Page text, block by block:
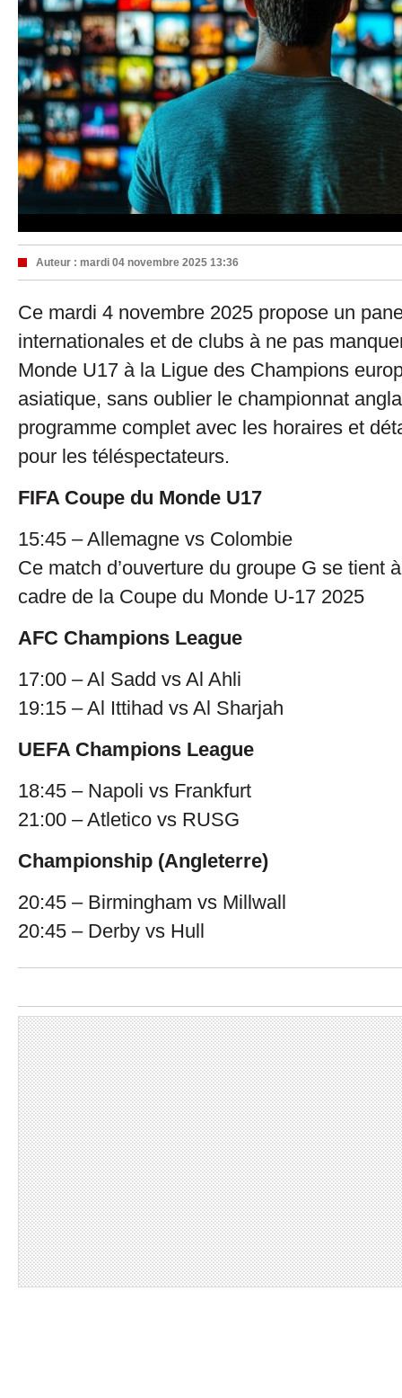
Auteur : mardi 04 novembre 2025 13:36
Ce mardi 4 novembre 2025 propose un
internationales et de clubs à ne pas
Monde U17 à la Ligue des Champions
asiatique, sans oublier le championnat
programme complet avec les horaires et
pour les téléspectateurs.
FIFA Coupe du Monde U17
15:45 – Allemagne vs Colombie
Ce match d’ouverture du groupe G se tient
cadre de la Coupe du Monde U-17 2025
AFC Champions League
17:00 – Al Sadd vs Al Ahli
19:15 – Al Ittihad vs Al Sharjah
UEFA Champions League
18:45 – Napoli vs Frankfurt
21:00 – Atletico vs RUSG
Championship (Angleterre)
20:45 – Birmingham vs Millwall
20:45 – Derby vs Hull